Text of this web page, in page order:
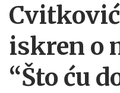
iskren o
“Što ću